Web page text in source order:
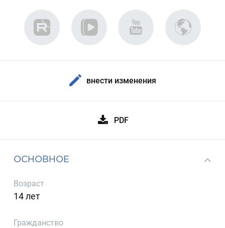
внести изменения
PDF
ОСНОВНОЕ
Возраст
14 лет
Гражданство